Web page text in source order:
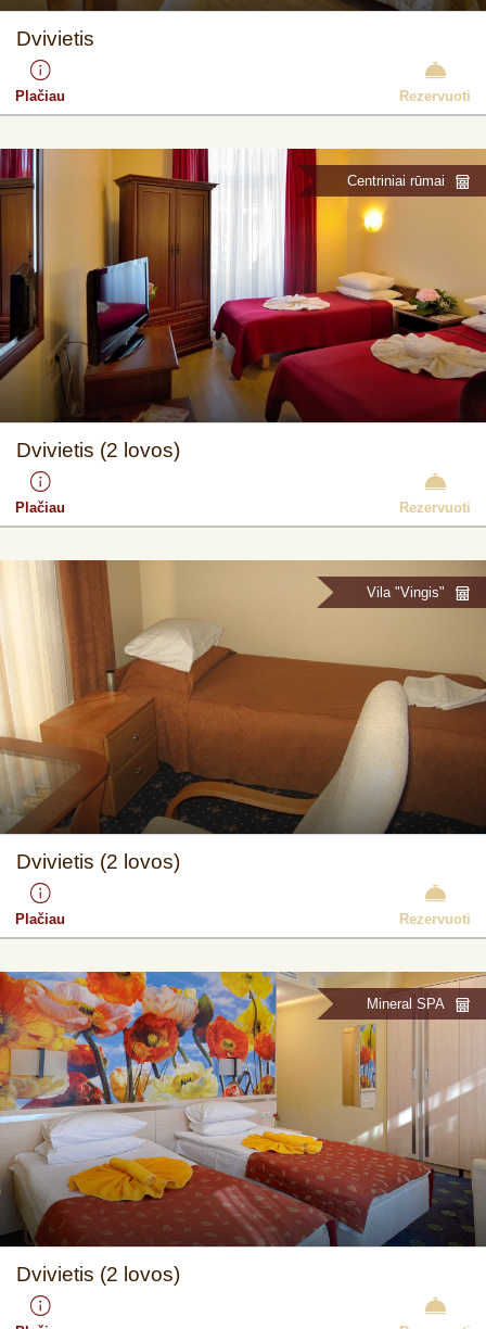
Dvivietis
Plačiau Rezervuoti
Centriniai rūmai
Dvivietis (2 lovos)
Plačiau Rezervuoti
Vila "Vingis"
Dvivietis (2 lovos)
Plačiau Rezervuoti
Mineral SPA
Dvivietis (2 lovos)